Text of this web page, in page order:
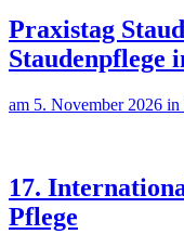
Praxistag
Staudenpflege
am 5. November 2026
17.
Pflege